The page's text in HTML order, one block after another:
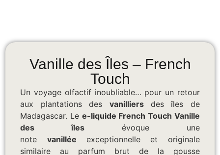
Vanille des Îles – French
Touch
Un voyage olfactif inoubliable… pour un retour
aux plantations des vanilliersdes îles de
Madagascar. Le e-liquide French Touch Vanille
des îles évoque une
note vanillée exceptionnelle et originale
similaire au parfum brut de la gousse